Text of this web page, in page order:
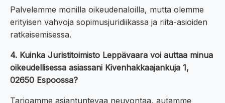
Palvelemme monilla oikeudenaloilla, mutta olemme
erityisen vahvoja sopimusjuridiikassa ja riita-asioiden
ratkaisemisessa.
4. Kuinka Juristitoimisto Leppävaara voi auttaa minua
oikeudellisessa asiassani Kivenhakkaajankuja 1,
02650 Espoossa?
Tarjoamme asiantuntevaa neuvontaa, autamme